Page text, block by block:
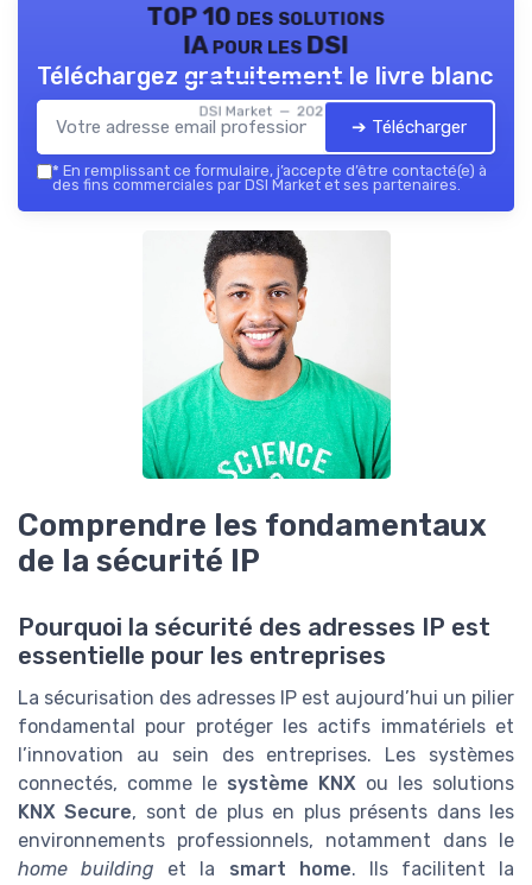
TOP 10 des solutions
IA pour les DSI
DSI Market — 2026
Téléchargez gratuitement le livre blanc
➔ Télécharger
* En remplissant ce formulaire, j’accepte d’être contacté(e) à
des fins commerciales par DSI Market et ses partenaires.
Comprendre les fondamentaux
de la sécurité IP
Pourquoi la sécurité des adresses IP est
essentielle pour les entreprises
La sécurisation des adresses IP est aujourd’hui un pilier
fondamental pour protéger les actifs immatériels et
l’innovation au sein des entreprises. Les systèmes
connectés, comme le système KNX ou les solutions
KNX Secure, sont de plus en plus présents dans les
environnements professionnels, notamment dans le
home building et la smart home. Ils facilitent la